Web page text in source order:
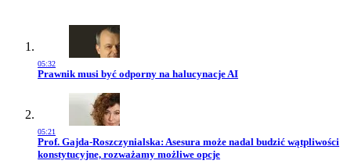
05:32
Przejdź do artykułu:
Prawnik musi być odporny na halucynacje AI
05:21
Przejdź do artykułu:
Prof. Gajda-Roszczynialska: Asesura może nadal budzić wątpliwości
konstytucyjne, rozważamy możliwe opcje